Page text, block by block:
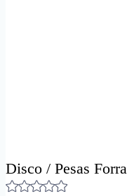
Disco / Pesas